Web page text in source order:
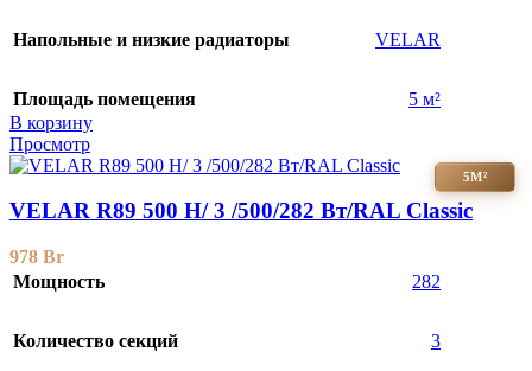
Напольные и низкие радиаторы VELAR
Площадь помещения
5 м²
В корзину
Просмотр
5М²
VELAR R89 500 H/ 3 /500/282 Вт/RAL Classic
978 Br
Мощность
282
Количество секций 3